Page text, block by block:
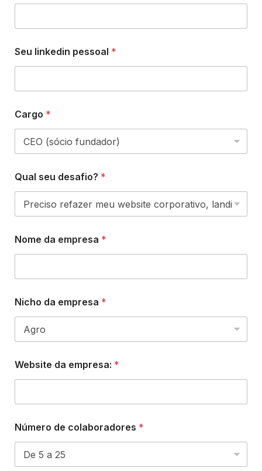
Seu linkedin pessoal *
Cargo *
Qual seu desafio? *
Nome da empresa *
Nicho da empresa *
Website da empresa: *
Número de colaboradores *